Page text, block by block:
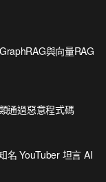
與向量RAG
通過惡意程式碼
名 YouTuber 坦言 AI